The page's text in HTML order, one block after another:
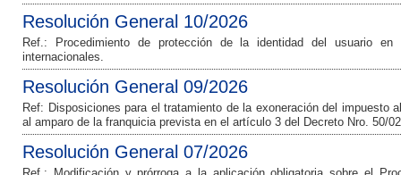
Resolución General 10/2026
Ref.: Procedimiento de protección de la identidad del usuario
internacionales.
Resolución General 09/2026
Ref: Disposiciones para el tratamiento de la exoneración del impuesto
al amparo de la franquicia prevista en el artículo 3 del Decreto Nro. 50/
Resolución General 07/2026